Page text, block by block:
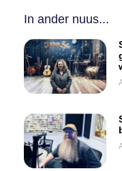
In ander nuus...